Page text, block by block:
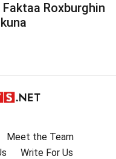
Faktaa Roxburghin
Meet the Team
Write For Us